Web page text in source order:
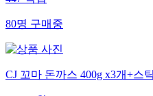
447적립
80명구매중
CJ 꼬마 돈까스 400g x3개+스